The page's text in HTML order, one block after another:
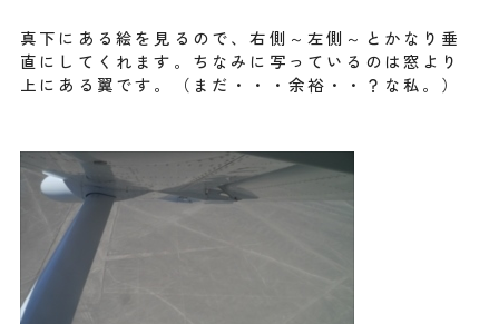
真下にある絵を見るので、右側～左側～とかなり垂
直にしてくれます。ちなみに写っているのは窓より
上にある翼です。（まだ・・・余裕・・？な私。）